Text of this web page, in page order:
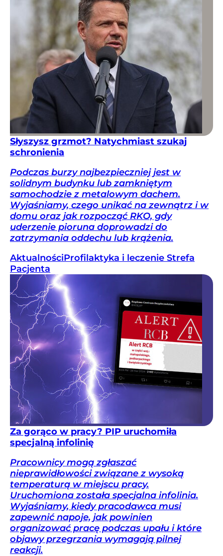
Słyszysz grzmot? Natychmiast szukaj
schronienia
Podczas burzy najbezpieczniej jest w
solidnym budynku lub zamkniętym
samochodzie z metalowym dachem.
Wyjaśniamy, czego unikać na zewnątrz i w
domu oraz jak rozpocząć RKO, gdy
uderzenie pioruna doprowadzi do
zatrzymania oddechu lub krążenia.
AktualnościProfilaktyka i leczenie Strefa
Pacjenta
Za gorąco w pracy? PIP uruchomiła
specjalną infolinię
Pracownicy mogą zgłaszać
nieprawidłowości związane z wysoką
temperaturą w miejscu pracy.
Uruchomiona została specjalna infolinia.
Wyjaśniamy, kiedy pracodawca musi
zapewnić napoje, jak powinien
organizować pracę podczas upału i które
objawy przegrzania wymagają pilnej
reakcji.